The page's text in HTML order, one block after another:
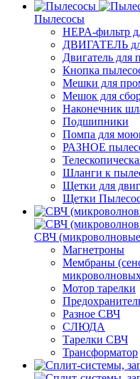
Пылесосы
HEPA-фильтр
ДВИГАТЕЛЬ
Двигатель для
Кнопка
Мешки для
Мешок для
Наконечник
Подшипники
Помпа для
РАЗНОЕ
Шланги к
Щетки для
Щетки
СВЧ
Магнетроны
Мембраны
Мотор тарелки
Разное СВЧ
СЛЮДА
Тарелки СВЧ
Трансформатор